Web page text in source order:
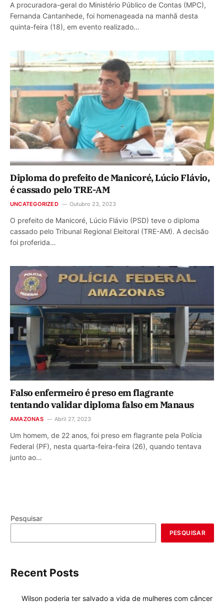
A procuradora-geral do Ministério Público de Contas (MPC),
Fernanda Cantanhede, foi homenageada na manhã desta
quinta-feira (18), em evento realizado…
Diploma do prefeito de Manicoré, Lúcio Flávio,
é cassado pelo TRE-AM
UNCATEGORIZED Outubro 23, 2023
O prefeito de Manicoré, Lúcio Flávio (PSD) teve o diploma
cassado pelo Tribunal Regional Eleitoral (TRE-AM). A decisão
foi proferida…
Falso enfermeiro é preso em flagrante
tentando validar diploma falso em Manaus
AMAZONAS Abril 27, 2023
Um homem, de 22 anos, foi preso em flagrante pela Polícia
Federal (PF), nesta quarta-feira-feira (26), quando tentava
junto ao…
Pesquisar
PESQUISAR
Recent Posts
Wilson poderia ter salvado a vida de mulheres com câncer